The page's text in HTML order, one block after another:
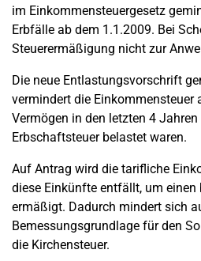
im Einkommensteuergesetz
Erbfälle ab dem 1.1.2009. Bei
Steuerermäßigung nicht zur
Die neue Entlastungsvorschrift
vermindert die Einkommensteuer
Vermögen in den letzten 4
Erbschaftsteuer belastet waren.
Auf Antrag wird die tarifliche
diese Einkünfte entfällt, um
ermäßigt. Dadurch mindert sich
Bemessungsgrundlage für den
die Kirchensteuer.